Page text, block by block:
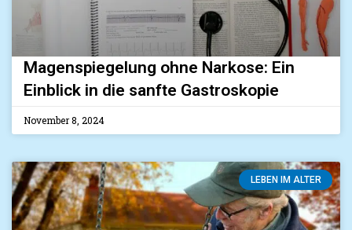
Magenspiegelung ohne Narkose: Ein
Einblick in die sanfte Gastroskopie
November 8, 2024
LEBEN IM ALTER